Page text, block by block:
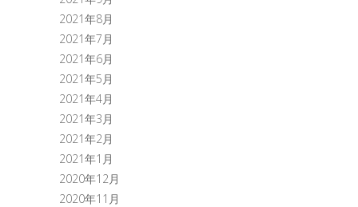
2021年8月
2021年7月
2021年6月
2021年5月
2021年4月
2021年3月
2021年2月
2021年1月
2020年12月
2020年11月